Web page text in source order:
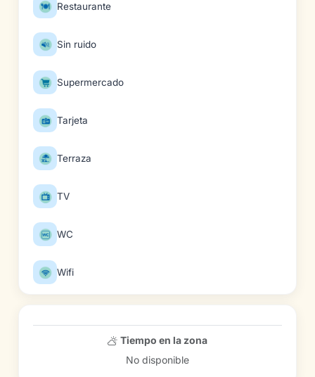
Restaurante
Sin ruido
Supermercado
Tarjeta
Terraza
TV
WC
Wifi
Tiempo en la zona
No disponible